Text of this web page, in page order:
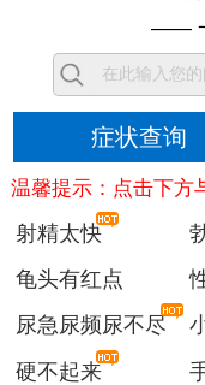
——
症状查询
温馨提示：点击下方
射精太快
龟头有红点
尿急尿频尿不尽
硬不起来